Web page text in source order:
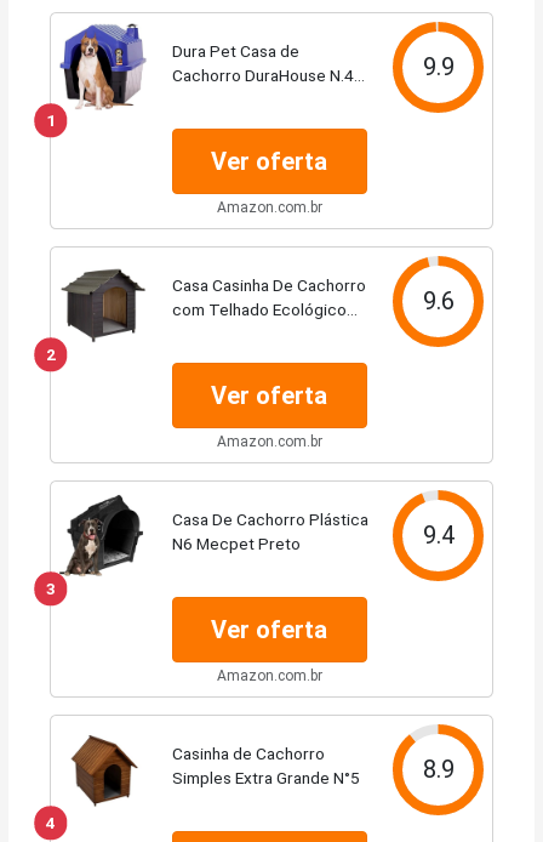
1
Dura Pet Casa de
Cachorro DuraHouse N.4
9.9
Ver oferta
Amazon.com.br
2
Casa Casinha De Cachorro
com Telhado Ecológico
9.6
Ver oferta
Amazon.com.br
3
Casa De Cachorro Plástica
N6 Mecpet Preto
9.4
Ver oferta
Amazon.com.br
4
Casinha de Cachorro
Simples Extra Grande N°5
8.9